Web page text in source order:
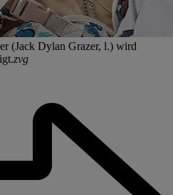
(Jack Dylan Grazer, l.) wird
zvg